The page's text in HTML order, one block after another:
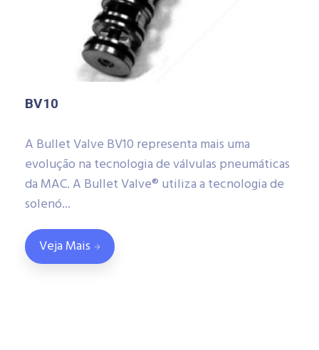
BV10
A Bullet Valve BV10 representa mais uma
evolução na tecnologia de válvulas pneumáticas
da MAC. A Bullet Valve® utiliza a tecnologia de
solenó...
Veja Mais